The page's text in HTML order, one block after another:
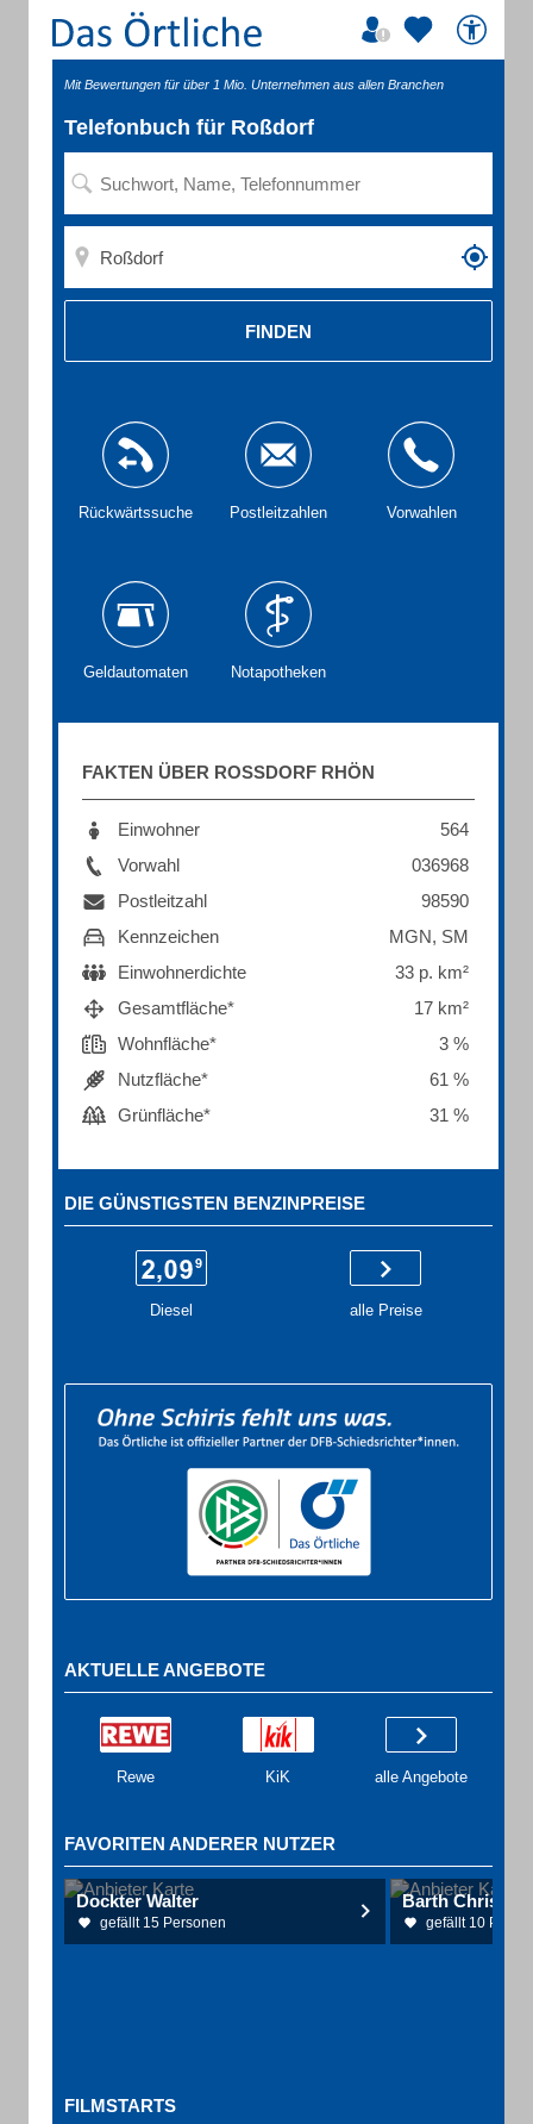
Mit Bewertungen für über 1 Mio. Unternehmen aus allen Branchen
Telefonbuch für Roßdorf
FINDEN
Rückwärtssuche Postleitzahlen Vorwahlen
Geldautomaten Notapotheken
FAKTEN ÜBER ROSSDORF RHÖN
Einwohner
564
Vorwahl
036968
Postleitzahl
98590
Kennzeichen
MGN, SM
Einwohnerdichte
33 p. km²
Gesamtfläche*
17 km²
Wohnfläche*
3 %
Nutzfläche*
61 %
Grünfläche*
31 %
DIE GÜNSTIGSTEN BENZINPREISE
Diesel alle Preise
AKTUELLE ANGEBOTE
Rewe KiK alle Angebote
FAVORITEN ANDERER NUTZER
Dockter Walter
gefällt 15 Personen gefällt 10
FILMSTARTS